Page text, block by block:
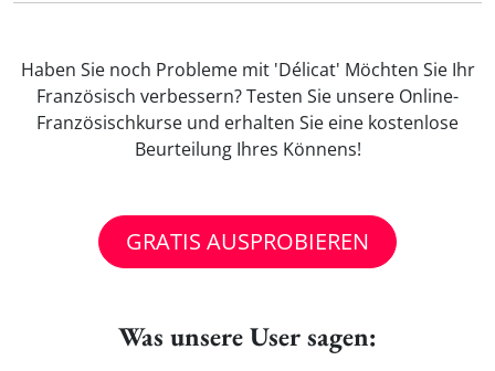
Haben Sie noch Probleme mit 'Délicat' Möchten Sie Ihr
Französisch verbessern? Testen Sie unsere Online-
Französischkurse und erhalten Sie eine kostenlose
Beurteilung Ihres Könnens!
GRATIS AUSPROBIEREN
Was unsere User sagen: